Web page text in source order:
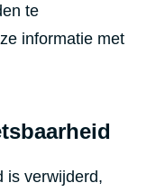
te
informatie met
is verwijderd,